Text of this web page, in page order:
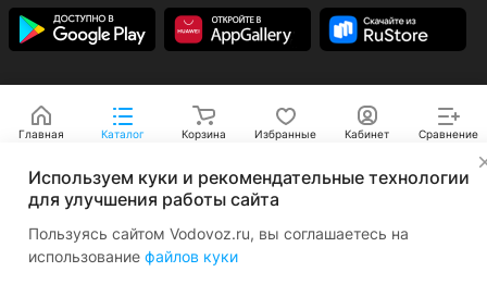
Главная Каталог Корзина Избранные Кабинет Сравнение
Используем куки и рекомендательные технологии
для улучшения работы сайта
Пользуясь сайтом Vodovoz.ru, вы соглашаетесь на
использование файлов куки